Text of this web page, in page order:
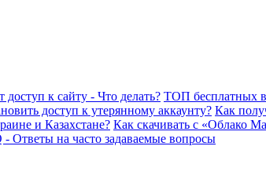
доступ к сайту - Что делать? ТОП бесплатных
доступ к утерянному аккаунту? Как
и Казахстане? Как скачивать с «Облако
- Ответы на часто задаваемые вопросы